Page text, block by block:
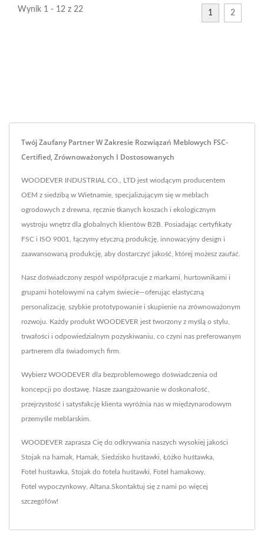
Wynik 1 - 12 z 22 1 2
Twój Zaufany Partner W Zakresie Rozwiązań Meblowych FSC-
Certified, Zrównoważonych I Dostosowanych
WOODEVER INDUSTRIAL CO., LTD jest wiodącym producentem
OEM z siedzibą w Wietnamie, specjalizującym się w meblach
ogrodowych z drewna, ręcznie tkanych koszach i ekologicznym
wystroju wnętrz dla globalnych klientów B2B. Posiadając certyfikaty
FSC i ISO 9001, łączymy etyczną produkcję, innowacyjny design i
zaawansowaną produkcję, aby dostarczyć jakość, której możesz zaufać.
Nasz doświadczony zespół współpracuje z markami, hurtownikami i
grupami hotelowymi na całym świecie—oferując elastyczną
personalizację, szybkie prototypowanie i skupienie na zrównoważonym
rozwoju. Każdy produkt WOODEVER jest tworzony z myślą o stylu,
trwałości i odpowiedzialnym pozyskiwaniu, co czyni nas preferowanym
partnerem dla świadomych firm.
Wybierz WOODEVER dla bezproblemowego doświadczenia od
koncepcji po dostawę. Nasze zaangażowanie w doskonałość,
przejrzystość i satysfakcję klienta wyróżnia nas w międzynarodowym
przemyśle meblarskim.
WOODEVER zaprasza Cię do odkrywania naszych wysokiej jakości
Stojak na hamak Hamak Siedzisko huśtawki Łóżko huśtawka
Fotel huśtawka Stojak do fotela huśtawki Fotel hamakowy
Fotel wypoczynkowy Altana Skontaktuj się z nami po więcej
szczegółów!